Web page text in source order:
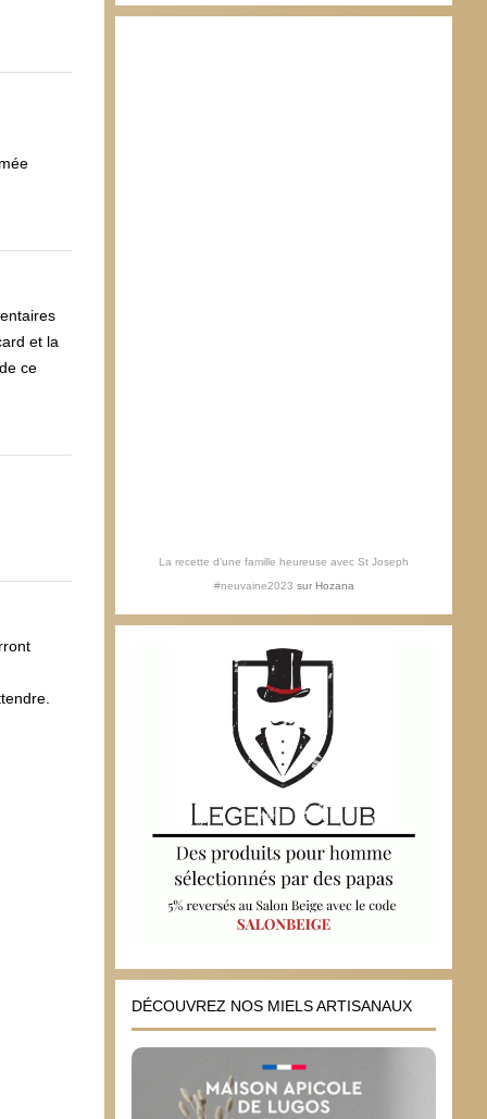
et la
ce
La recette d'une famille heureuse avec St Joseph
#neuvaine2023 sur Hozana
DÉCOUVREZ NOS MIELS ARTISANAUX